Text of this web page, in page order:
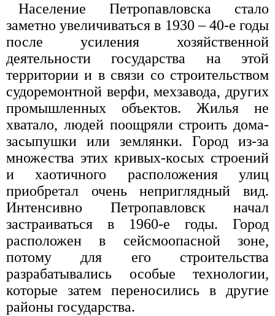
Население Петропавловска стало
заметно увеличиваться в 1930 – 40-е годы
после усиления хозяйственной
деятельности государства на этой
территории и в связи со строительством
судоремонтной верфи, мехзавода, других
промышленных объектов. Жилья не
хватало, людей поощряли строить дома-
засыпушки или землянки. Город из-за
множества этих кривых-косых строений
и хаотичного расположения улиц
приобретал очень неприглядный вид.
Интенсивно Петропавловск начал
застраиваться в 1960-е годы. Город
расположен в сейсмоопасной зоне,
потому для его строительства
разрабатывались особые технологии,
которые затем переносились в другие
районы государства.